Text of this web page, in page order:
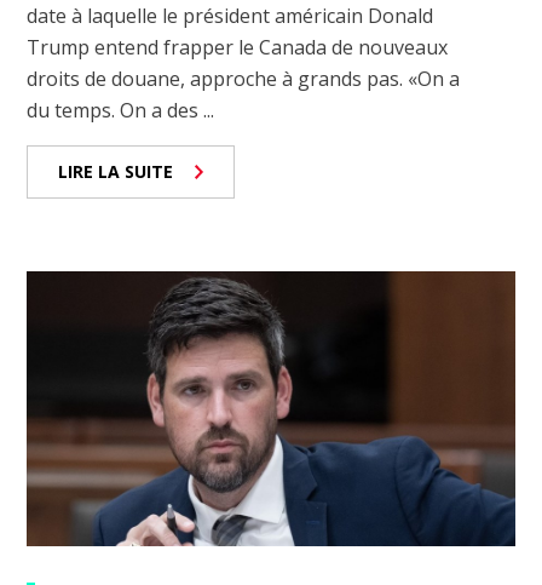
date à laquelle le président américain Donald
Trump entend frapper le Canada de nouveaux
droits de douane, approche à grands pas. «On a
du temps. On a des ...
LIRE LA SUITE